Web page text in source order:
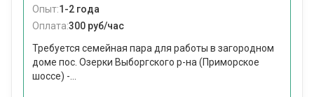
Опыт:1-2 года
Оплата:300 руб/час
Требуется семейная пара для работы в загородном
доме пос. Озерки Выборгского р-на (Приморское
шоссе) -...